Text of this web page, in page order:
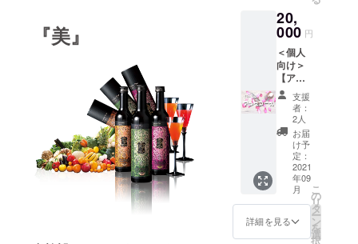
『美』
チェッ
クアウ
ト) 施設
完成後
にご利
用いた
だける
未来チ
ケット
です。
※お一人
様分の
チケッ
トで
す。 ※
段はお
客様自
をしま
す。ま
後に、
住職の
法話を
用意し
ており
ます。
なかな
か日常
では体
験出来
ない、
非日常
ご提供
致しま
や購入
も可能
です。
(別料金)
＜1日目
＞ 15
時〜
チェッ
クイン
…
チェッ
クイン
時間よ
り前の
荷物お
預かり
も可能
も愛用
者が多
く、腸
活の先
駆者と
して大
変人気
です。
内容 ○
選べる
ハーブ
ザイム
113グラ
ンプロ
(500ml)
×１本 ○
ファス
20,
000 円
＜個人
向け＞
【アロ
マと自
然に癒
され
て・忙
しいあ
なたへ
の１泊
２日ア
ロマ体
験つき
チケッ
ト】
支援
者：
2人
お届
け予
定：
2021
年09
月
詳細を見る
こ
の
リ
タ
ー
ン
を
選
択